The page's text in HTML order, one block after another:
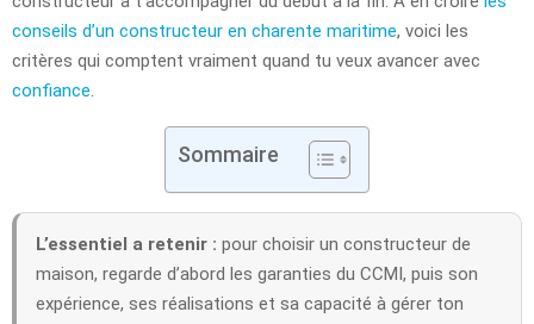
conseils d’un constructeur en charente maritime, voici les
critères qui comptent vraiment quand tu veux avancer avec
confiance
Sommaire
L’essentiel a retenir : pour choisir un constructeur de
maison, regarde d’abord les garanties du CCMI, puis son
expérience, ses réalisations et sa capacité à gérer ton